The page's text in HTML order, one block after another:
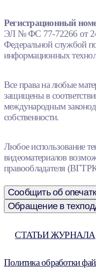
Регистрационный
ЭЛ № ФС 77-72266 от
Федеральной службой
информационных
Все права на любые
защищены в
международным
собственности.
Любое использование
видеоматериалов
правообладателя
Сообщить об
Обращение в
СТАТЬИ ЖУРНАЛА
Политика обработки